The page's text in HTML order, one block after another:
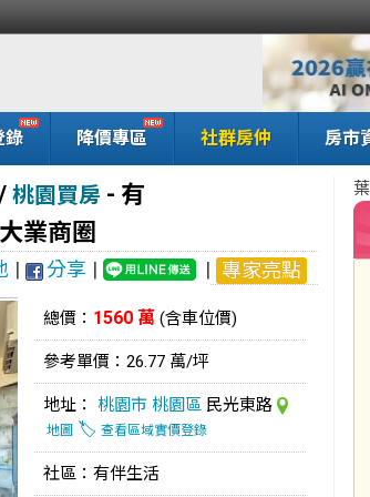
錄 降價專區 社群房仲 房市
桃園買房 - 有
業商圈
| 分享 | | 專家亮點
總價： 1560 萬 (含車位價)
參考單價：26.77 萬/坪
地址： 桃園市 桃園區 民光東路
地圖 🏷️ 查看區域實價登錄
社區：有伴生活